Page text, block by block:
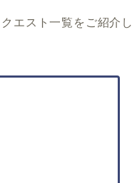
エスト一覧をご紹介し